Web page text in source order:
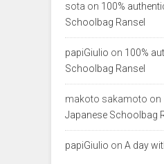
sota on 100%
Schoolbag Ransel
papiGiulio on 100%
Schoolbag Ransel
makoto sakamoto on
Japanese Schoolbag
papiGiulio on A day